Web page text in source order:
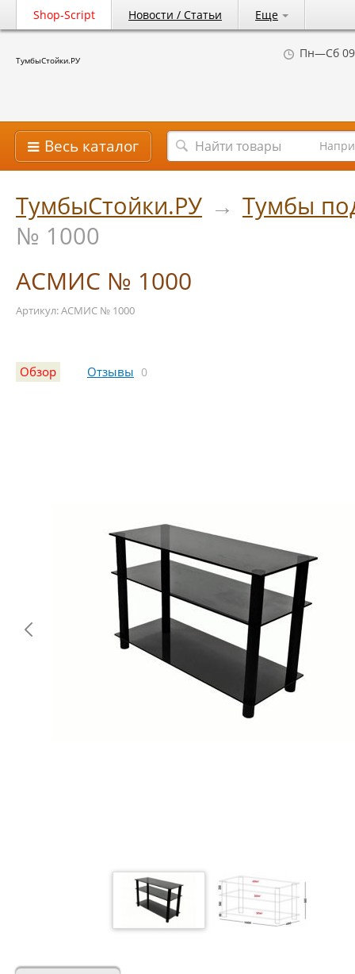
Shop-Script Новости / Статьи Еще
ТумбыСтойки.РУ Пн—Сб
Весь каталог
ТумбыСтойки.РУ → Тумбы
№ 1000
АСМИС № 1000
Артикул: АСМИС № 1000
Обзор Отзывы 0